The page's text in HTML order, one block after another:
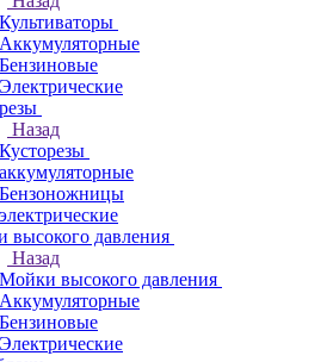
Культиваторы
Аккумуляторные
Бензиновые
Электрические
Назад
Кусторезы
аккумуляторные
Бензоножницы
электрические
высокого давления
Назад
Мойки высокого давления
Аккумуляторные
Бензиновые
Электрические